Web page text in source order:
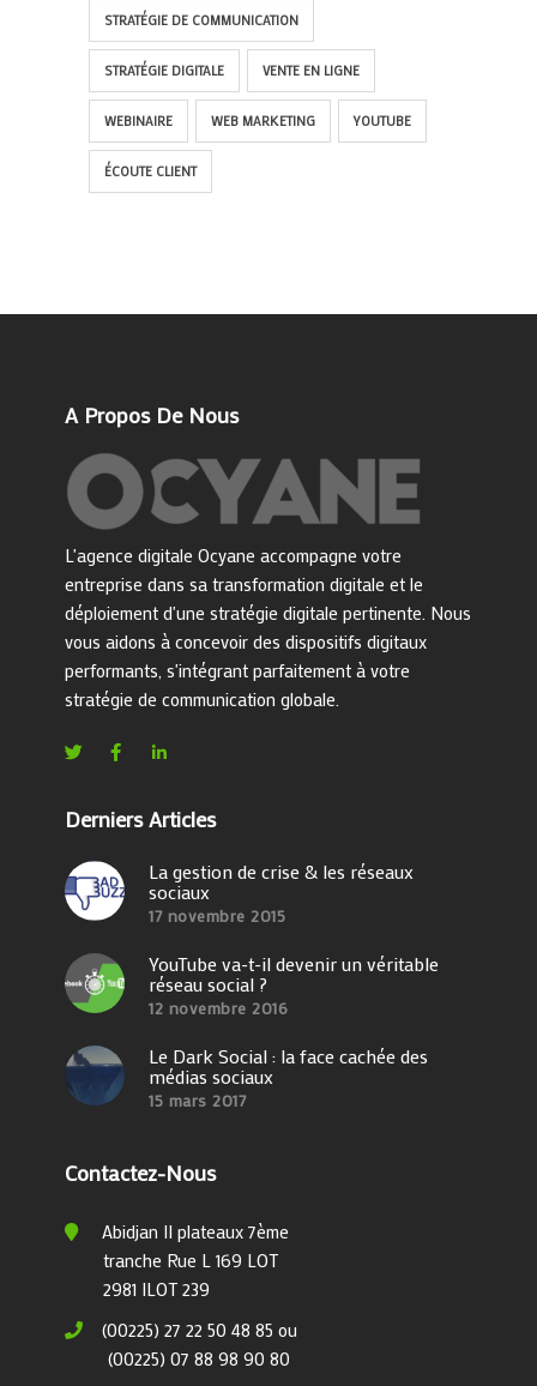
STRATÉGIE DE COMMUNICATION
STRATÉGIE DIGITALE VENTE EN LIGNE
WEBINAIRE WEB MARKETING YOUTUBE
ÉCOUTE CLIENT
A Propos De Nous
L'agence digitale Ocyane accompagne votre
entreprise dans sa transformation digitale et le
déploiement d'une stratégie digitale pertinente. Nous
vous aidons à concevoir des dispositifs digitaux
performants, s'intégrant parfaitement à votre
stratégie de communication globale.
Derniers Articles
La gestion de crise & les réseaux
sociaux
17 novembre 2015
YouTube va-t-il devenir un véritable
réseau social ?
12 novembre 2016
Le Dark Social : la face cachée des
médias sociaux
15 mars 2017
Contactez-Nous
Abidjan II plateaux 7ème
tranche Rue L 169 LOT
2981 ILOT 239
(00225) 27 22 50 48 85 ou
(00225) 07 88 98 90 80